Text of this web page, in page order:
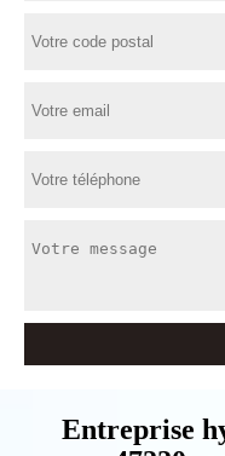
Entreprise